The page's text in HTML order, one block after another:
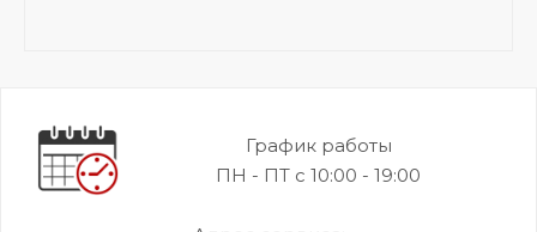
График работы
ПН - ПТ с 10:00 - 19:00